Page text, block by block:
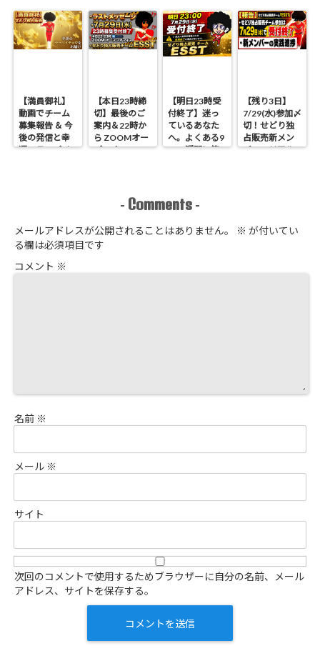
【満員御礼】
動画でチーム
募集報告 ＆ 今
後の発信と幸
運のラッパイ
【本日23時締
切】最後のご
案内＆22時か
ら ZOOMオー
プンオフィス
【明日23時受
付終了】迷っ
ているあなた
へ。よくある9
つの疑問に答
【残り3日】
7/29(水)参加〆
切！せどり独
占販売新メン
バーのリアル
- Comments -
メールアドレスが公開されることはありません。 ※ が付いてい
る欄は必須項目です
コメント ※
名前 ※
メール ※
サイト
次回のコメントで使用するためブラウザーに自分の名前、メール
アドレス、サイトを保存する。